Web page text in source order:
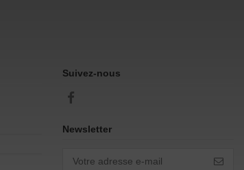
Suivez-nous
Newsletter